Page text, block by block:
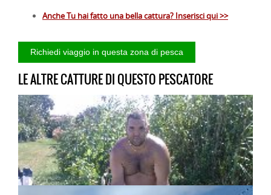
Anche Tu hai fatto una bella cattura? Inserisci qui >>
LE ALTRE CATTURE DI QUESTO PESCATORE